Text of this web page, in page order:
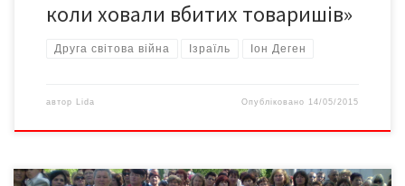
коли ховали вбитих товаришів»
Друга світова війна Ізраїль Іон Деген
автор Lida Опубліковано 14/05/2015